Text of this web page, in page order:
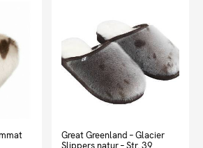
Great Greenland – Glacier
Slippers natur – Str. 39